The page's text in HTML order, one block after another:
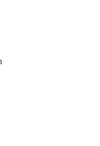
на основе 22 оценок